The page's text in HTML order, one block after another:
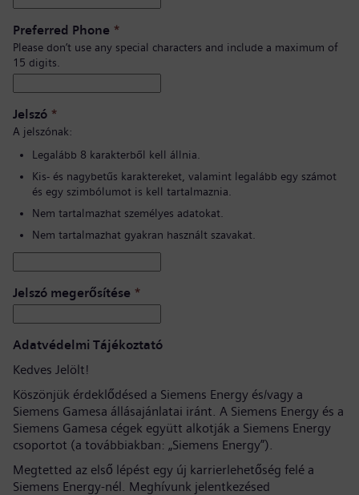
Preferred Phone *
Please don’t use any special characters and include a maximum of
15 digits.
Jelszó *
A jelszónak:
Legalább 8 karakterből kell állnia.
Kis- és nagybetűs karaktereket, valamint legalább egy számot
és egy szimbólumot is kell tartalmaznia.
Nem tartalmazhat személyes adatokat.
Nem tartalmazhat gyakran használt szavakat.
Jelszó megerősítése *
Adatvédelmi Tájékoztató
Kedves Jelölt!
Köszönjük érdeklődésed a Siemens Energy és/vagy a
Siemens Gamesa állásajánlatai iránt. A Siemens Energy és a
Siemens Gamesa cégek együtt alkotják a Siemens Energy
csoportot (a továbbiakban: „Siemens Energy”).
Megtetted az első lépést egy új karrierlehetőség felé a
Siemens Energy-nél. Meghívunk jelentkezésed